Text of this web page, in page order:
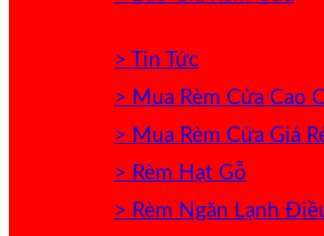
> Tin Tức
> Mua Rèm Cửa Cao
> Mua Rèm Cửa Giá
> Rèm Hạt Gỗ
> Rèm Ngăn Lạnh